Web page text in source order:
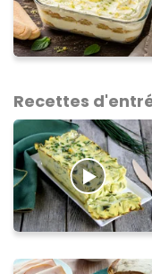
Recettes